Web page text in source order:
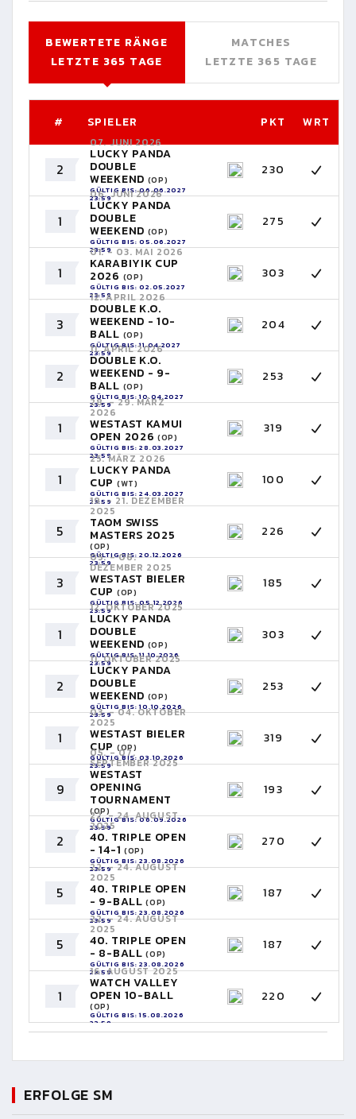
BEWERTETE RÄNGE
LETZTE 365 TAGE
MATCHES
LETZTE 365 TAGE
# SPIELER PKT WRT
2
07. JUNI 2026
LUCKY PANDA
DOUBLE
WEEKEND (OP)
GÜLTIG BIS: 06.06.2027
23:59
230
1
06. JUNI 2026
LUCKY PANDA
DOUBLE
WEEKEND (OP)
GÜLTIG BIS: 05.06.2027
23:59
275
1
01. - 03. MAI 2026
KARABIYIK CUP
2026 (OP)
GÜLTIG BIS: 02.05.2027
23:59
303
3
12. APRIL 2026
DOUBLE K.O.
WEEKEND - 10-
BALL (OP)
GÜLTIG BIS: 11.04.2027
23:59
204
2
11. APRIL 2026
DOUBLE K.O.
WEEKEND - 9-
BALL (OP)
GÜLTIG BIS: 10.04.2027
23:59
253
1
28. - 29. MÄRZ
2026
WESTAST KAMUI
OPEN 2026 (OP)
GÜLTIG BIS: 28.03.2027
23:59
319
1
25. MÄRZ 2026
LUCKY PANDA
CUP (WT)
GÜLTIG BIS: 24.03.2027
23:59
100
5
19. - 21. DEZEMBER
2025
TAOM SWISS
MASTERS 2025
(OP)
GÜLTIG BIS: 20.12.2026
23:59
226
3
05. - 06.
DEZEMBER 2025
WESTAST BIELER
CUP (OP)
GÜLTIG BIS: 05.12.2026
23:59
185
1
12. OKTOBER 2025
LUCKY PANDA
DOUBLE
WEEKEND (OP)
GÜLTIG BIS: 11.10.2026
23:59
303
2
11. OKTOBER 2025
LUCKY PANDA
DOUBLE
WEEKEND (OP)
GÜLTIG BIS: 10.10.2026
23:59
253
1
03. - 04. OKTOBER
2025
WESTAST BIELER
CUP (OP)
GÜLTIG BIS: 03.10.2026
23:59
319
9
05. - 07.
SEPTEMBER 2025
WESTAST
OPENING
TOURNAMENT
(OP)
GÜLTIG BIS: 06.09.2026
23:59
193
2
22. - 24. AUGUST
2025
40. TRIPLE OPEN
- 14-1 (OP)
GÜLTIG BIS: 23.08.2026
23:59
270
5
22. - 24. AUGUST
2025
40. TRIPLE OPEN
- 9-BALL(OP)
GÜLTIG BIS: 23.08.2026
23:59
187
5
22. - 24. AUGUST
2025
40. TRIPLE OPEN
- 8-BALL(OP)
GÜLTIG BIS: 23.08.2026
23:59
187
1
16. AUGUST 2025
WATCH VALLEY
OPEN 10-BALL
(OP)
GÜLTIG BIS: 15.08.2026
23:59
220
ERFOLGE SM